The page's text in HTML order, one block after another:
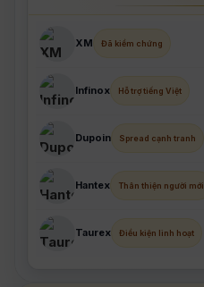
XM Đã kiểm chứng
Infinox Hỗ trợ tiếng Việt
Dupoin Spread cạnh tranh
Hantex Thân thiện người mới
Taurex Điều kiện linh hoạt